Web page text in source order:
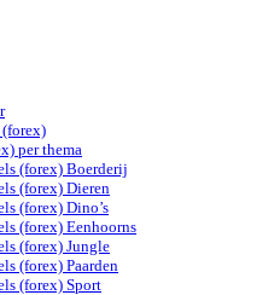
per thema
(forex) Boerderij
(forex) Dieren
(forex) Dino’s
(forex) Eenhoorns
(forex) Jungle
(forex) Paarden
(forex) Sport